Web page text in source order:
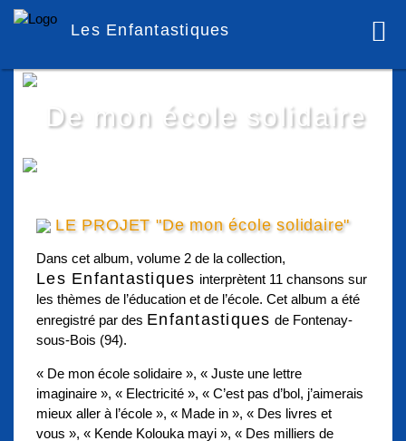
Les Enfantastiques
De mon école solidaire
LE PROJET "De mon école solidaire"
Dans cet album, volume 2 de la collection,
Les Enfantastiques interprètent 11 chansons sur
les thèmes de l’éducation et de l’école. Cet album a été
enregistré par des Enfantastiques de Fontenay-
sous-Bois (94).
« De mon école solidaire », « Juste une lettre
imaginaire », « Electricité », « C’est pas d’bol, j’aimerais
mieux aller à l’école », « Made in », « Des livres et
vous », « Kende Kolouka mayi », « Des milliers de